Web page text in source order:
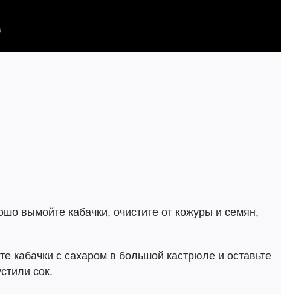
вымойте кабачки, очистите от кожуры и семян,
кабачки с сахаром в большой кастрюле и оставьте
сок.